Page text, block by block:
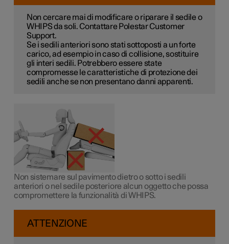
Non cercare mai di modificare o riparare il sedile o
WHIPS da soli. Contattare Polestar Customer
Support.
Se i sedili anteriori sono stati sottoposti a un forte
carico, ad esempio in caso di collisione, sostituire
gli interi sedili. Potrebbero essere state
compromesse le caratteristiche di protezione dei
sedili anche se non presentano danni apparenti.
Non sistemare sul pavimento dietro o sotto i sedili
anteriori o nel sedile posteriore alcun oggetto che possa
compromettere la funzionalità di WHIPS.
ATTENZIONE